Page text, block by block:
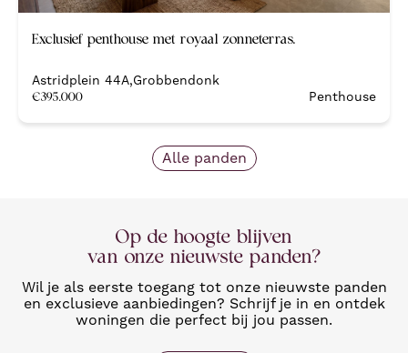
Nieuwbouw
Exclusief penthouse met royaal zonneterras.
Astridplein 44A,Grobbendonk
€395.000 Penthouse
Alle panden
Op de hoogte blijven
van onze nieuwste panden?
Wil je als eerste toegang tot onze nieuwste panden
en exclusieve aanbiedingen? Schrijf je in en ontdek
woningen die perfect bij jou passen.